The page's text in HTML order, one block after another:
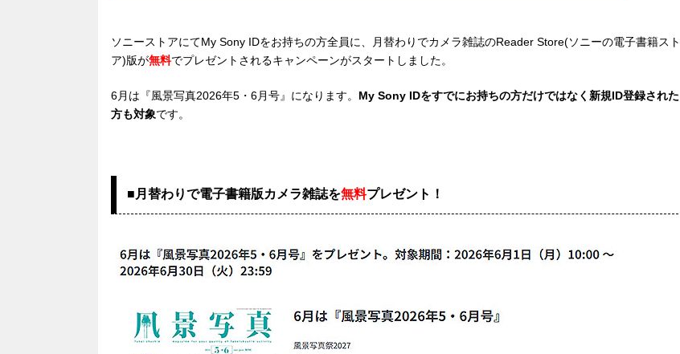
ソニーストアにてMy Sony IDをお持ちの方全員に、月替わりでカメラ雑誌のReader Store(ソニーの電子書籍スト
ア)版が無料でプレゼントされるキャンペーンがスタートしました。
6月は『風景写真2026年5・6月号』になります。 My Sony IDをすでにお持ちの方だけではなく新規ID登録された
方も対象です。
■月替わりで電子書籍版カメラ雑誌を無料プレゼント！